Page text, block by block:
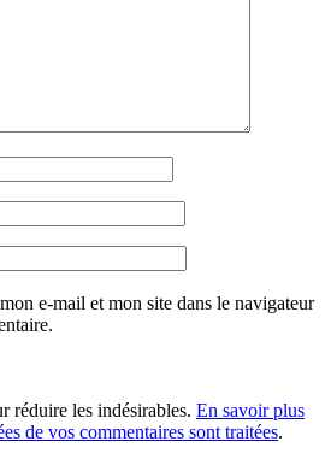
e-mail et mon site dans le navigateur
réduire les indésirables. En savoir plus
de vos commentaires sont traitées.